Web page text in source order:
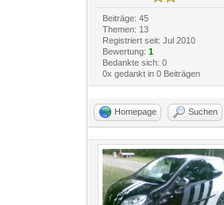
Beiträge: 45
Themen: 13
Registriert seit: Jul 2010
Bewertung: 1
Bedankte sich: 0
0x gedankt in 0 Beiträgen
Homepage Suchen